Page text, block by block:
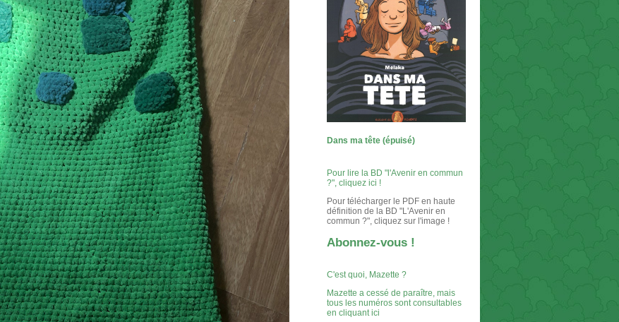
Dans ma tête (épuisé)
Pour lire la BD "l'Avenir en commun
?", cliquez ici !
Pour télécharger le PDF en haute
définition de la BD "L'Avenir en
commun ?", cliquez sur l'image !
Abonnez-vous !
C'est quoi, Mazette ?
Mazette a cessé de paraître, mais
tous les numéros sont consultables
en cliquant ici